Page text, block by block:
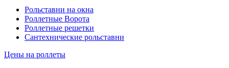
Рольставни на окна
Роллетные Ворота
Роллетные решетки
Сантехнические рольставни
Цены на роллеты